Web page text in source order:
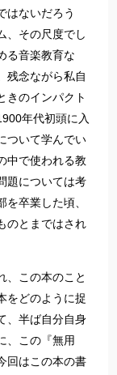
はないだろう
、その尺度でし
る音楽教育な
残念ながら私自
きのインパクト
年代初頭に入
ついて学んでい
中で使われる教
題については考
卒業した頃、
のとまではされ
、この本のこと
をどのように捉
、半ば自分自身
、この『無用
回はこの本の書